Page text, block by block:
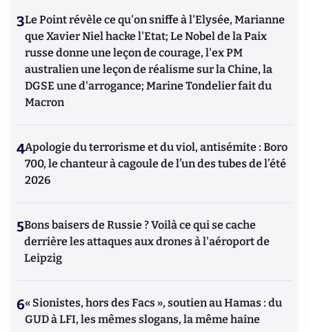
3Le Point révèle ce qu'on sniffe à l'Elysée, Marianne
que Xavier Niel hacke l'Etat; Le Nobel de la Paix
russe donne une leçon de courage, l'ex PM
australien une leçon de réalisme sur la Chine, la
DGSE une d'arrogance; Marine Tondelier fait du
Macron
4Apologie du terrorisme et du viol, antisémite : Boro
700, le chanteur à cagoule de l’un des tubes de l’été
2026
5Bons baisers de Russie ? Voilà ce qui se cache
derrière les attaques aux drones à l'aéroport de
Leipzig
6« Sionistes, hors des Facs », soutien au Hamas : du
GUD à LFI, les mêmes slogans, la même haine